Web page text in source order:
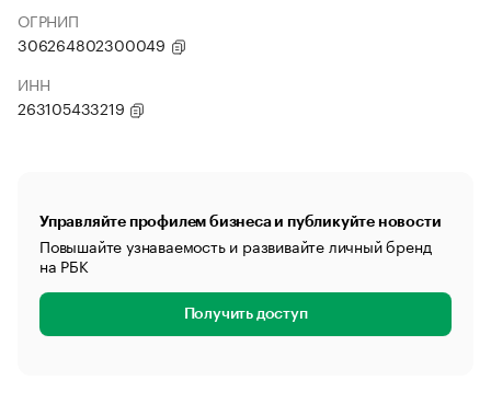
ОГРНИП
306264802300049
ИНН
263105433219
Управляйте профилем бизнеса и публикуйте новости
Повышайте узнаваемость и развивайте личный бренд
на РБК
Получить доступ